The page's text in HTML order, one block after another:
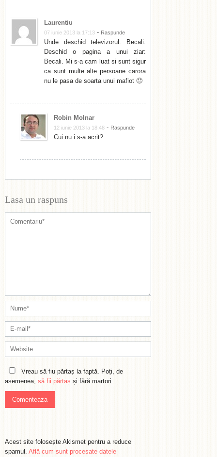
Laurentiu
07 iunie 2013 la 17:13 - Raspunde
Unde deschid televizorul: Becali.
Deschid o pagina a unui ziar:
Becali. Mi s-a cam luat si sunt sigur
ca sunt multe alte persoane carora
nu le pasa de soarta unui mafiot 🙂
Robin Molnar
12 iunie 2013 la 18:48 - Raspunde
Cui nu i s-a acrit?
Lasa un raspuns
Vreau să fiu părtaș la faptă. Poți, de
asemenea, să fii părtaș și fără martori.
Acest site folosește Akismet pentru a reduce
spamul. Află cum sunt procesate datele